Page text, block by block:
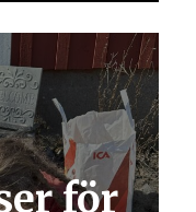
för